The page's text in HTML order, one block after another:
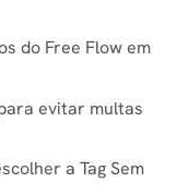
do Free Flow em
evitar multas
a Tag Sem